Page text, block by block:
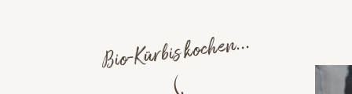
Bio-Kürbis kochen...